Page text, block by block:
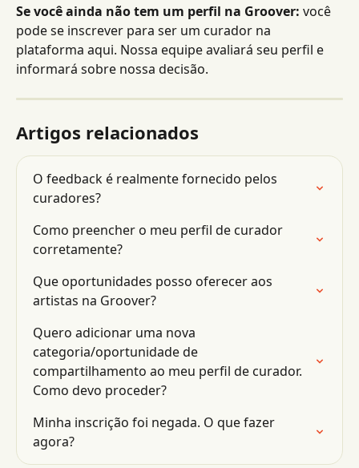
Se você ainda não tem um perfil na Groover: você
pode se inscrever para ser um curador na
plataforma aqui. Nossa equipe avaliará seu perfil e
informará sobre nossa decisão.
Artigos relacionados
O feedback é realmente fornecido pelos
curadores?
Como preencher o meu perfil de curador
corretamente?
Que oportunidades posso oferecer aos
artistas na Groover?
Quero adicionar uma nova
categoria/oportunidade de
compartilhamento ao meu perfil de curador.
Como devo proceder?
Minha inscrição foi negada. O que fazer
agora?